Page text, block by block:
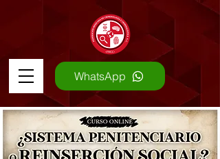
WhatsApp